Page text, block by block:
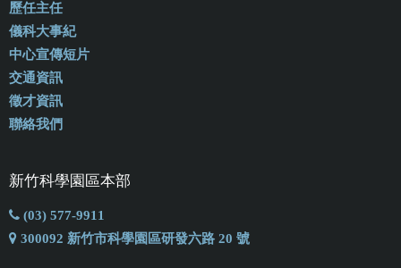
歷任主任
儀科大事紀
中心宣傳短片
交通資訊
徵才資訊
聯絡我們
新竹科學園區本部
(03) 577-9911
300092 新竹市科學園區研發六路 20 號